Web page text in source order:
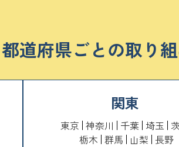
都道府県ごとの取り
関東
東京 神奈川 千葉 埼玉
栃木 群馬 山梨 長野